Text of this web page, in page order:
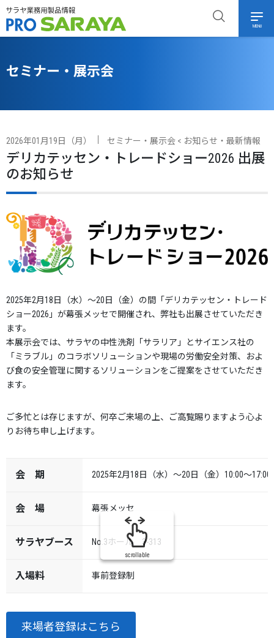
MENU
セミナー・展示会
2026年01月19日（月） セミナー・展示会 < お知らせ・最新情報
デリカテッセン・トレードショー2026 出展
のお知らせ
2025年2月18日（水）～20日（金）の間「デリカテッセン・トレード
ショー2026」が幕張メッセで開催され、弊社も出展させていただき
ます。
本展示会では、サラヤの中性洗剤「サラリア」とサイエンス社の
「ミラブル」のコラボソリューションや現場の労働安全対策、およ
び食の安全管理に関するソリューションをご提案をさせていただき
ます。
ご多忙とは存じますが、何卒ご来場の上、ご高覧賜りますよう心よ
りお待ち申し上げます。
会 期 2025年2月18日（水）～20日（金）10:00～
会 場 幕張メッセ
サラヤブース No.3ホール 3-313
入場料 事前登録制
scrollable
来場者登録はこちら